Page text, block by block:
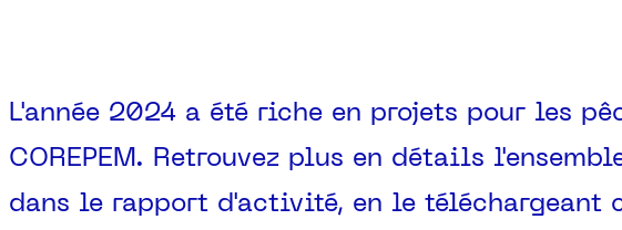
L'année 2024 a été riche en projets pour les
COREPEM. Retrouvez plus en détails
dans le rapport d'activité, en le téléchargeant